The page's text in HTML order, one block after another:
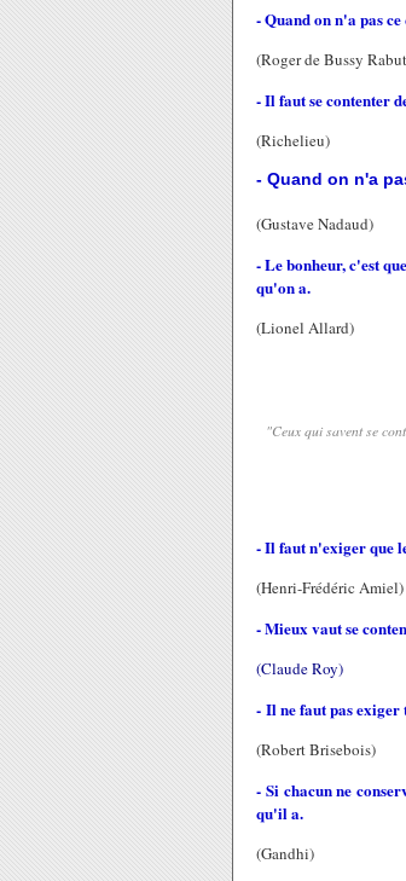
- Quand on n'a pas
(Roger de Bussy
- Il faut se contenter
(Richelieu)
- Quand on n'a
(Gustave Nadaud)
- Le bonheur, c'est
qu'on a.
(Lionel Allard)
"Ceux qui savent se
- Il faut n'exiger que
(Henri-Frédéric Amiel)
- Mieux vaut se
(Claude Roy)
- Il ne faut pas exiger
(Robert Brisebois)
- Si chacun ne
qu'il a.
(Gandhi)